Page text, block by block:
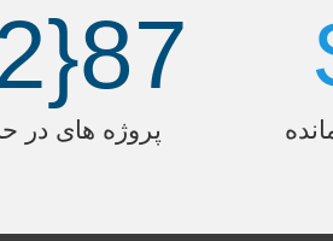
87
{
پروژه های در